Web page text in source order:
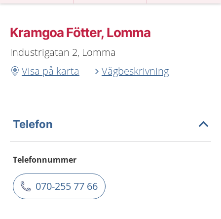
Kramgoa Fötter, Lomma
Industrigatan 2, Lomma
Visa på karta
Vägbeskrivning
Telefon
Telefonnummer
070-255 77 66